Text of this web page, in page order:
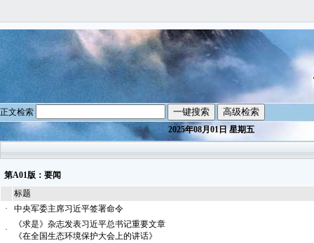
正文检索
2025年08月01日 星期五
第A01版：要闻
标题
·
中央军委主席习近平签署命令
·
《求是》杂志发表习近平总书记重要文章
《在全国生态环境保护大会上的讲话》